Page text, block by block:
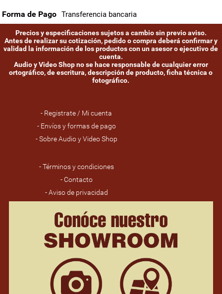
Forma de Pago Transferencia bancaria
Precios y especificaciones sujetos a cambio sin previo aviso.
Antes de realizar su cotización, pedido o compra deberá confirmar y
validad la información de los productos con un asesor o ejecutivo de
cuenta.
Audio y Video Shop no se hace responsable de cualquier error
ortográfico, de escritura, descripción de producto, ficha técnica o
fotográfico.
- Registrate / Mi cuenta
- Envíos y formas de pago
- Sobre Audio y Video Shop
- Términos y condiciones
- Contacto
- Aviso de privacidad